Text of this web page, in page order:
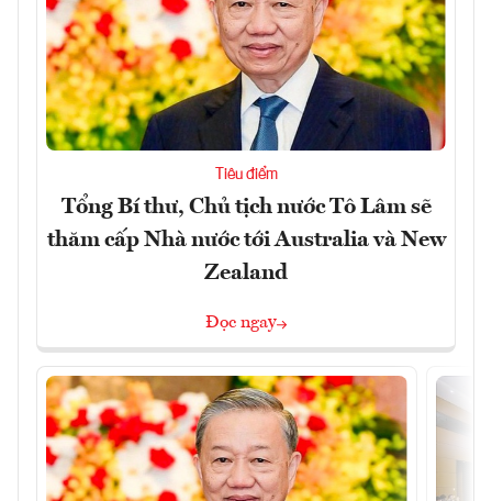
Tiêu điểm
Tổng Bí thư, Chủ tịch nước Tô Lâm sẽ
thăm cấp Nhà nước tới Australia và New
Zealand
Đọc ngay